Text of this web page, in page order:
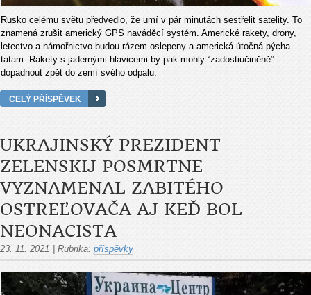
Rusko celému světu předvedlo, že umí v pár minutách sestřelit satelity. To
znamená zrušit americký GPS naváděcí systém. Americké rakety, drony,
letectvo a námořnictvo budou rázem oslepeny a americká útočná pýcha
tatam. Rakety s jadernými hlavicemi by pak mohly “zadostiučiněně”
dopadnout zpět do zemí svého odpalu.
CELÝ PŘÍSPĚVEK
UKRAJINSKÝ PREZIDENT
ZELENSKIJ POSMRTNE
VYZNAMENAL ZABITÉHO
OSTREĽOVAČA AJ KEĎ BOL
NEONACISTA
23. 11. 2021 Rubrika: příspěvky